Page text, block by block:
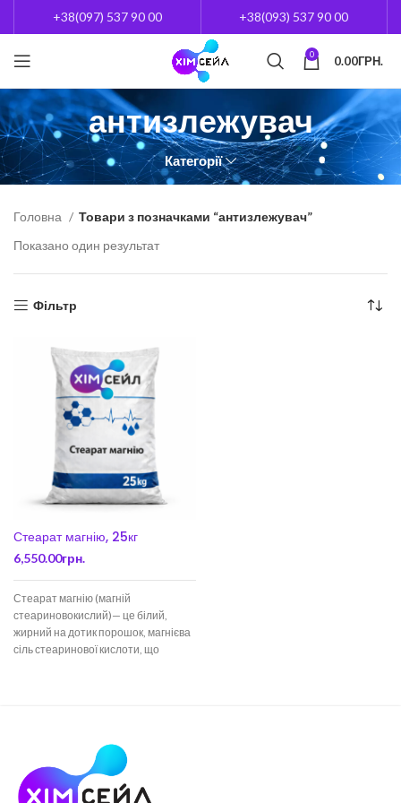
+38(097) 537 90 00 +38(093) 537 90 00
0 0.00ГРН.
антизлежувач
Категорії
Головна
Товари з позначками “антизлежувач”
Показано один результат
Фільтр
Стеарат магнію, 25кг
6,550.00грн.
Стеарат магнію (магній
стеариновокислий)— це білий,
жирний на дотик порошок, магнієва
сіль стеаринової кислоти, що